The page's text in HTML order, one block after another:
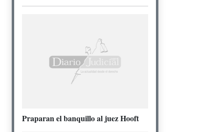
Praparan el banquillo al juez Hooft